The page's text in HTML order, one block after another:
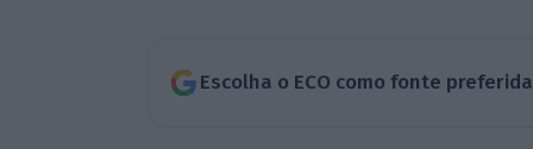
Escolha o ECO como fonte